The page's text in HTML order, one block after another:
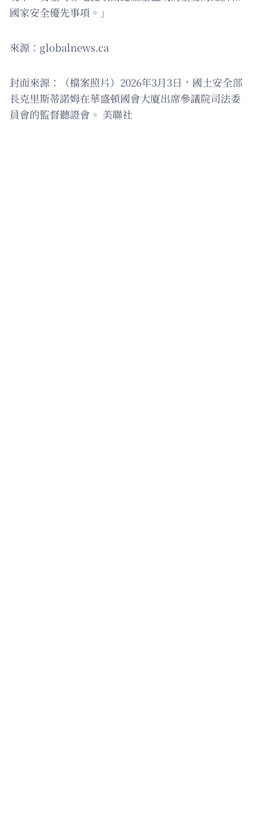
國家安全優先事項。」
來源：globalnews.ca
封面來源：（檔案照片）2026年3月3日，國土安全部
長克里斯蒂諾姆在華盛頓國會大廈出席參議院司法委
員會的監督聽證會。 美聯社